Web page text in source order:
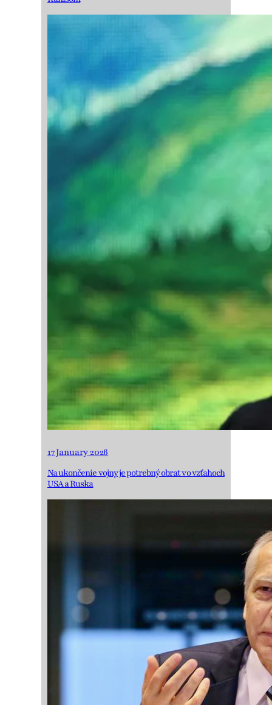
17 January 2026
Na ukončenie vojny je potrebný obrat vo vzťahoch
USA a Ruska